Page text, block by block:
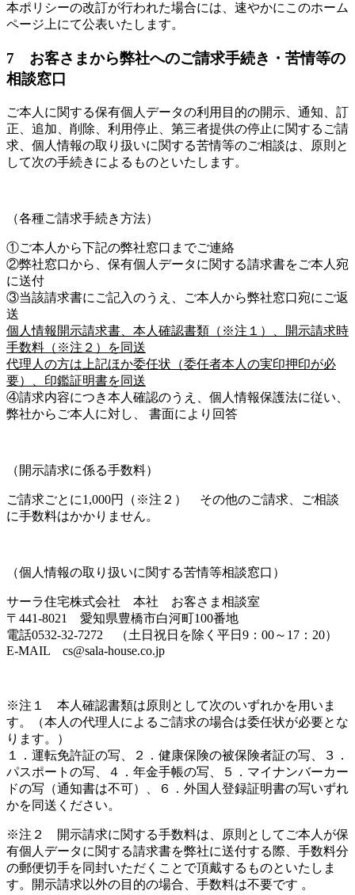
本ポリシーの改訂が行われた場合には、速やかにこのホーム
ページ上にて公表いたします。
7 お客さまから弊社へのご請求手続き・苦情等の
相談窓口
ご本人に関する保有個人データの利用目的の開示、通知、訂
正、追加、削除、利用停止、第三者提供の停止に関するご請
求、個人情報の取り扱いに関する苦情等のご相談は、原則と
して次の手続きによるものといたします。
（各種ご請求手続き方法）
①ご本人から下記の弊社窓口までご連絡
②弊社窓口から、保有個人データに関する請求書をご本人宛
に送付
③当該請求書にご記入のうえ、ご本人から弊社窓口宛にご返
送
個人情報開示請求書、本人確認書類（※注１）、開示請求時
手数料（※注２）を同送
代理人の方は上記ほか委任状（委任者本人の実印押印が必
要）、印鑑証明書を同送
④請求内容につき本人確認のうえ、個人情報保護法に従い、
弊社からご本人に対し、 書面により回答
（開示請求に係る手数料）
ご請求ごとに1,000円（※注２） その他のご請求、ご相談
に手数料はかかりません。
（個人情報の取り扱いに関する苦情等相談窓口）
サーラ住宅株式会社 本社 お客さま相談室
〒441-8021 愛知県豊橋市白河町100番地
電話0532-32-7272 （土日祝日を除く平日9：00～17：20）
E-MAIL cs@sala-house.co.jp
※注１ 本人確認書類は原則として次のいずれかを用いま
す。（本人の代理人によるご請求の場合は委任状が必要とな
ります。）
１．運転免許証の写、２．健康保険の被保険者証の写、３．
パスポートの写、４．年金手帳の写、５．マイナンバーカー
ドの写（通知書は不可）、６．外国人登録証明書の写いずれ
かを同送ください。
※注２ 開示請求に関する手数料は、原則としてご本人が保
有個人データに関する請求書を弊社に送付する際、手数料分
の郵便切手を同封いただくことで頂戴するものといたしま
す。開示請求以外の目的の場合、手数料は不要です 。